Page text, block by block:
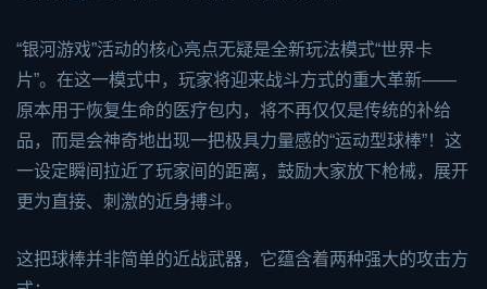
“银河游戏”活动的核心亮点无疑是全新玩法模式“世界卡
片”。在这一模式中，玩家将迎来战斗方式的重大革新——
原本用于恢复生命的医疗包内，将不再仅仅是传统的补给
品，而是会神奇地出现一把极具力量感的“运动型球棒”！这
一设定瞬间拉近了玩家间的距离，鼓励大家放下枪械，展开
更为直接、刺激的近身搏斗。
这把球棒并非简单的近战武器，它蕴含着两种强大的攻击方